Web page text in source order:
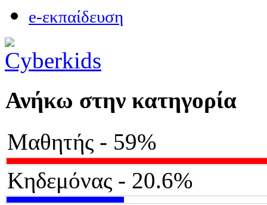
e-εκπαίδευση
Ανήκω στην κατηγορία
Μαθητής - 59%
Κηδεμόνας - 20.6%